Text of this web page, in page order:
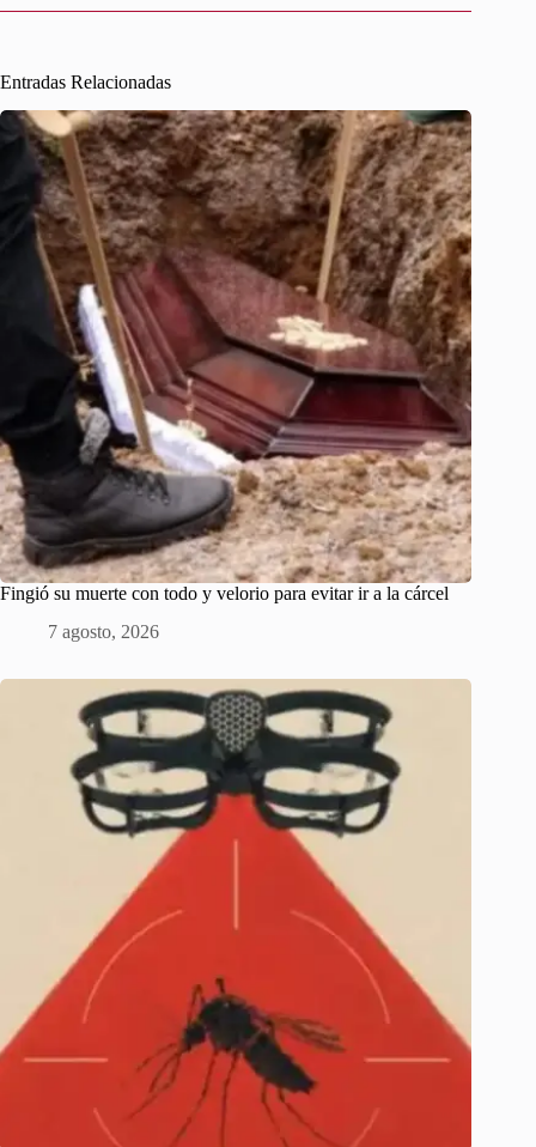
Entradas Relacionadas
Fingió su muerte con todo y velorio para evitar ir a la cárcel
7 agosto, 2026